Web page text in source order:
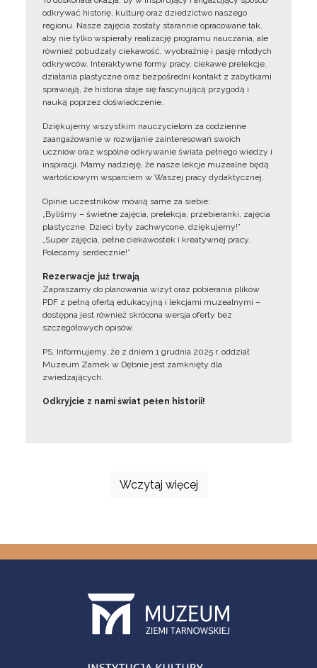
odkrywać historię, kulturę oraz dziedzictwo naszego
regionu. Nasze zajęcia zostały starannie opracowane tak,
aby nie tylko wspierały realizację programu nauczania, ale
również pobudzały ciekawość, wyobraźnię i pasję młodych
odkrywców. Interaktywne formy pracy, ciekawe prelekcje,
działania plastyczne oraz bezpośredni kontakt z zabytkami
sprawiają, że historia staje się fascynującą przygodą i
nauką poprzez doświadczenie.
Dziękujemy wszystkim nauczycielom za codzienne
zaangażowanie w rozwijanie zainteresowań swoich
uczniów oraz wspólne odkrywanie świata pełnego wiedzy i
inspiracji. Mamy nadzieję, że nasze lekcje muzealne będą
wartościowym wsparciem w Waszej pracy dydaktycznej.
Opinie uczestników mówią same za siebie:
„Byliśmy – świetne zajęcia, prelekcja, przebieranki, zajęcia
plastyczne. Dzieci były zachwycone, dziękujemy!”
„Super zajęcia, pełne ciekawostek i kreatywnej pracy.
Polecamy serdecznie!”
Rezerwacje już trwają
Zapraszamy do planowania wizyt oraz pobierania plików
PDF z pełną ofertą edukacyjną i lekcjami muzealnymi –
dostępna jest również skrócona wersja oferty bez
szczegółowych opisów.
PS. Informujemy, że z dniem 1 grudnia 2025 r. oddział
Muzeum Zamek w Dębnie jest zamknięty dla
zwiedzających.
Odkryjcie z nami świat pełen historii!
Wczytaj więcej